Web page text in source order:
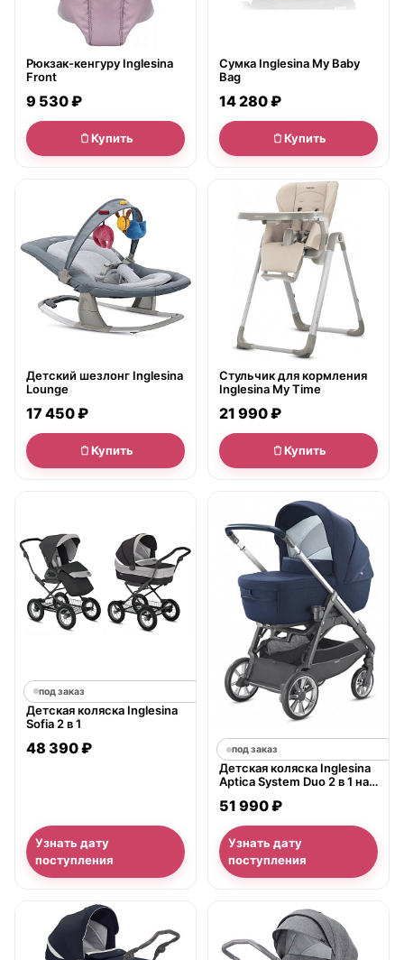
Рюкзак-кенгуру Inglesina
Front
9 530 ₽
Купить
Сумка Inglesina My Baby
Bag
14 280 ₽
Купить
Детский шезлонг Inglesina
Lounge
17 450 ₽
Купить
● в наличии
Стульчик для кормления
Inglesina My Time
21 990 ₽
Купить
под заказ
Детская коляска Inglesina
Sofia 2 в 1
48 390 ₽
Узнать дату
поступления
под заказ
Детская коляска Inglesina
Aptica System Duo 2 в 1 на
Navy
51 990 ₽
Узнать дату
поступления